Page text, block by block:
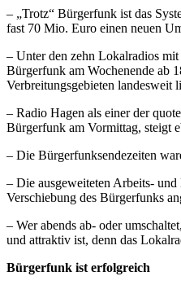
– „Trotz“ Bürgerfunk ist das
fast 70 Mio. Euro einen neuen
– Unter den zehn Lokalradios
Bürgerfunk am Wochenende ab
Verbreitungsgebieten landesweit
– Radio Hagen als einer der
Bürgerfunk am Vormittag, steigt
– Die Bürgerfunksendezeiten
– Die ausgeweiteten Arbeits-
Verschiebung des Bürgerfunks
– Wer abends ab- oder
und attraktiv ist, denn das
Bürgerfunk ist erfolgreich